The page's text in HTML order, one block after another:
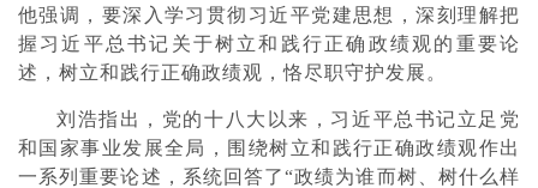
他强调，要深入学习贯彻习近平党建思想，深刻理解把
握习近平总书记关于树立和践行正确政绩观的重要论
述，树立和践行正确政绩观，恪尽职守护发展。
刘浩指出，党的十八大以来，习近平总书记立足党
和国家事业发展全局，围绕树立和践行正确政绩观作出
一系列重要论述，系统回答了“政绩为谁而树、树什么样